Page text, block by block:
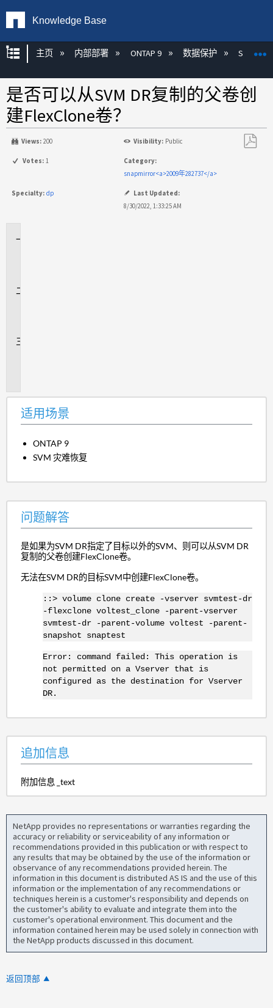
Knowledge Base
扩展/隐缩全局层次
主页 内部部署 ONTAP 9 数据保护
是否可以从SVM DR复制的父卷创
建FlexClone卷？
Views: 200 Visibility: Public
Votes: 1
Category:
snapmirror<a>2009年282737</a>
Specialty: dp
Last Updated:
8/30/2022, 1:33:25 AM
适用场景
ONTAP 9
SVM 灾难恢复
问题解答
是如果为SVM DR指定了目标以外的SVM、则可以从SVM DR
复制的父卷创建FlexClone卷。
无法在SVM DR的目标SVM中创建FlexClone卷。
::> volume clone create -vserver svmtest-dr
-flexclone voltest_clone -parent-vserver
svmtest-dr -parent-volume voltest -parent-
snapshot snaptest
Error: command failed: This operation is
not permitted on a Vserver that is
configured as the destination for Vserver
DR.
追加信息
附加信息 _text
NetApp provides no representations or warranties regarding the
accuracy or reliability or serviceability of any information or
recommendations provided in this publication or with respect to
any results that may be obtained by the use of the information or
observance of any recommendations provided herein. The
information in this document is distributed AS IS and the use of this
information or the implementation of any recommendations or
techniques herein is a customer's responsibility and depends on
the customer's ability to evaluate and integrate them into the
customer's operational environment. This document and the
information contained herein may be used solely in connection with
the NetApp products discussed in this document.
返回顶部